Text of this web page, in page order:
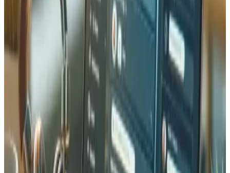
Magento Wartung & Support
Magento erfordert sorgfältige Wartung, um sicher und
performant zu bleiben. Wir bieten umfassende
Wartungspakete an, die das Einspielen von Sicherheits-
Patches innerhalb von 48 Stunden, Magento-Versions-
Upgrades, Extension-Updates, Performance-Monitoring,
tägliche Backups und Prioritäts-Support umfassen. Wir
bieten auch Vorbereitung auf Spitzenzeiten an —
Lasttests, Skalierung und Monitoring zur Bewältigung von
Traffic-Spitzen.
Warum Tedbin als Magento-Partner
im Wallis Wählen